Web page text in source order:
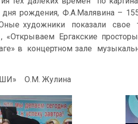
дня рождения, Ф.А.Малявина –
художники показали свое
Ергакские просторы»
в концертном зале
ДШИ» О.М. Жулина